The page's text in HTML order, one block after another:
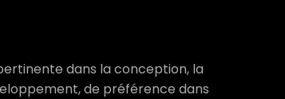
dans la conception, la
de préférence dans